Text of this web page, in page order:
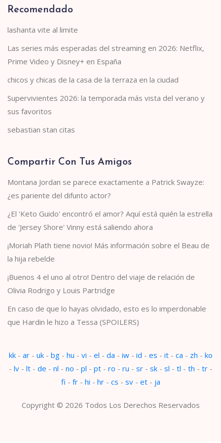
Recomendado
lashanta vite al limite
Las series más esperadas del streaming en 2026: Netflix,
Prime Video y Disney+ en España
chicos y chicas de la casa de la terraza en la ciudad
Supervivientes 2026: la temporada más vista del verano y
sus favoritos
sebastian stan citas
Compartir Con Tus Amigos
Montana Jordan se parece exactamente a Patrick Swayze:
¿es pariente del difunto actor?
¿El 'Keto Guido' encontró el amor? Aquí está quién la estrella
de 'Jersey Shore' Vinny está saliendo ahora
¡Moriah Plath tiene novio! Más información sobre el Beau de
la hija rebelde
¡Buenos 4 el uno al otro! Dentro del viaje de relación de
Olivia Rodrigo y Louis Partridge
En caso de que lo hayas olvidado, esto es lo imperdonable
que Hardin le hizo a Tessa (SPOILERS)
kk- ar- uk- bg- hu - vi - el - da - iw- id - es - it- ca - zh - ko
- lv- lt- de - nl - no - pl - pt- ro - ru - sr- sk- sl - tl - th - tr-
fi - fr- hi - hr- cs - sv- et- ja
Copyright © 2026 Todos Los Derechos Reservados